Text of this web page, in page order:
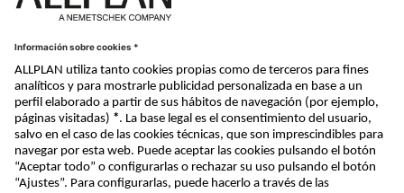
Lo puedes resolver fácilmente haciendo dos o
« Atrás